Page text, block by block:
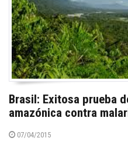
Brasil: Exitosa prueba
amazónica contra
07/04/2015